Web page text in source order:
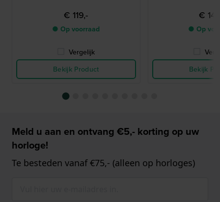
€ 119,-
● Op voorraad
Vergelijk
Bekijk Product
€
● Op
Bekijk
Meld u aan en ontvang €5,- korting op uw
horloge!
Te besteden vanaf €75,- (alleen op horloges)